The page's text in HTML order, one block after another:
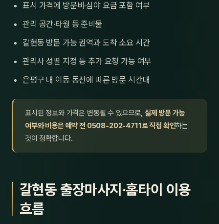
표시 가격에 방문비·심야 요금 포함 여부
관리 공간·타월 등 준비물
갈현동 방문 가능 권역과 도착 소요 시간
관리사 성별 지정 등 추가 요청 가능 여부
은평구 내 이동 동선에 따른 방문 시간대
표시된 정보와 가격은 변동될 수 있으므로, 실제 방문 가능
여부와 비용은 예약 전 0508-202-4711로 직접 확인하는
것이 정확합니다.
갈현동 출장마사지·홈타이 이용
흐름